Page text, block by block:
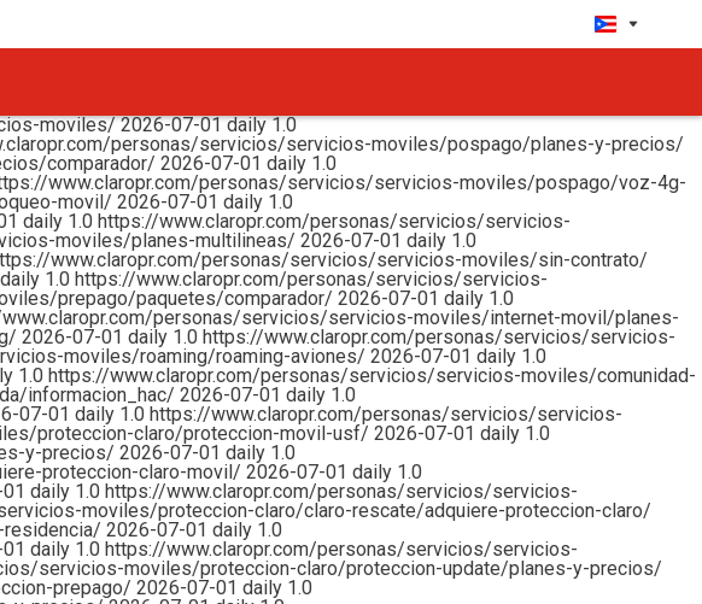
moviles/2026-07-01daily1.0
personas/servicios/servicios-moviles/pospago/planes-y-precios/
comparador/ 2026-07-01 daily 1.0
www.claropr.com/personas/servicios/servicios-moviles/pospago/voz-4g-
movil/ 2026-07-01 daily 1.0
daily 1.0 https://www.claropr.com/personas/servicios/servicios-
moviles/planes-multilineas/ 2026-07-01 daily 1.0
www.claropr.com/personas/servicios/servicios-moviles/sin-contrato/
daily 1.0 https://www.claropr.com/personas/servicios/servicios-
prepago/paquetes/comparador/ 2026-07-01 daily 1.0
personas/servicios/servicios-moviles/internet-movil/planes-
2026-07-01 daily 1.0 https://www.claropr.com/personas/servicios/servicios-
moviles/roaming/roaming-aviones/ 2026-07-01 daily 1.0
1.0 https://www.claropr.com/personas/servicios/servicios-moviles/comunidad-
informacion_hac/ 2026-07-01 daily 1.0
07-01 daily 1.0 https://www.claropr.com/personas/servicios/servicios-
proteccion-claro/proteccion-movil-usf/ 2026-07-01 daily 1.0
y-precios/ 2026-07-01 daily 1.0
proteccion-claro-movil/ 2026-07-01 daily 1.0
daily 1.0 https://www.claropr.com/personas/servicios/servicios-
moviles/proteccion-claro/claro-rescate/adquiere-proteccion-claro/
2026-07-01 daily 1.0
daily 1.0 https://www.claropr.com/personas/servicios/servicios-
servicios-moviles/proteccion-claro/proteccion-update/planes-y-precios/
prepago/ 2026-07-01 daily 1.0